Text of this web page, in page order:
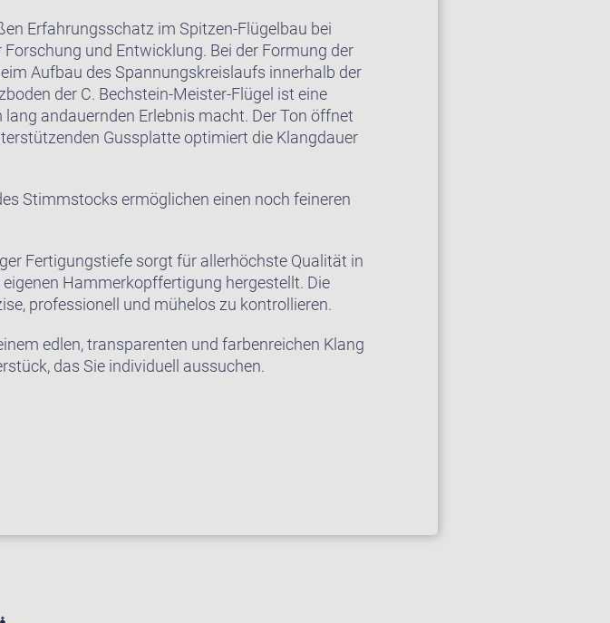
Erfahrungsschatz im Spitzen-Flügelbau bei
und Entwicklung. Bei der Formung der
Aufbau des Spannungskreislaufs innerhalb der
der C. Bechstein-Meister-Flügel ist eine
andauernden Erlebnis macht. Der Ton öffnet
Gussplatte optimiert die Klangdauer
Stimmstocks ermöglichen einen noch feineren
Fertigungstiefe sorgt für allerhöchste Qualität in
Hammerkopffertigung hergestellt. Die
professionell und mühelos zu kontrollieren.
edlen, transparenten und farbenreichen Klang
das Sie individuell aussuchen.